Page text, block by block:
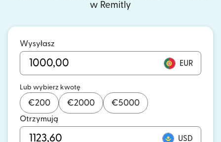
w Remitly
Wysyłasz
EUR
Lub wybierz kwotę
€200 €2000 €5000
Otrzymują
USD